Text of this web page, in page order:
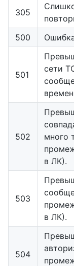
305
500
501
сети
502
много
в ЛК).
503
в ЛК).
504